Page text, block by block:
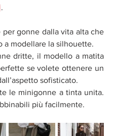
.
per gonne dalla vita alta che
a modellare la silhouette.
dritte, il modello a matita
se volete ottenere un
sofisticato.
le minigonne a tinta unita.
più facilmente.